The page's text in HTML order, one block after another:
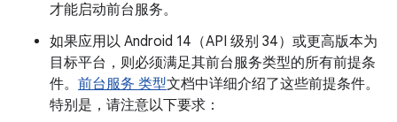
才能启动前台服务。
如果应用以 Android 14（API 级别 34）或更高版本为
目标平台，则必须满足其前台服务类型的所有前提条
件。 前台服务 类型文档中详细介绍了这些前提条件。
特别是，请注意以下要求：